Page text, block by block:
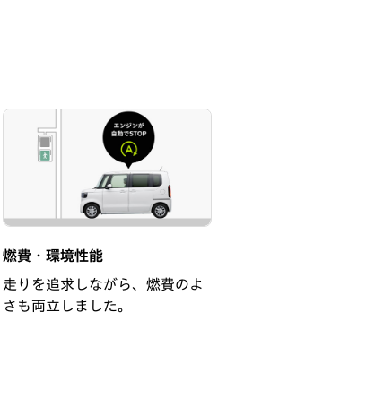
燃費・環境性能
走りを追求しながら、燃費のよ
さも両立しました。